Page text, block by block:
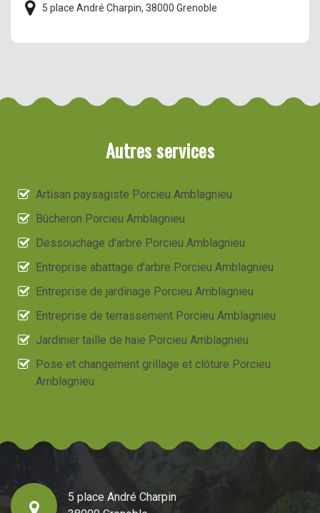
5 place André Charpin, 38000 Grenoble
Autres services
Artisan paysagiste Porcieu Amblagnieu
Bûcheron Porcieu Amblagnieu
Dessouchage d'arbre Porcieu Amblagnieu
Entreprise abattage d'arbre Porcieu Amblagnieu
Entreprise de jardinage Porcieu Amblagnieu
Entreprise de terrassement Porcieu Amblagnieu
Jardinier taille de haie Porcieu Amblagnieu
Pose et changement grillage et clôture Porcieu
Amblagnieu
5 place André Charpin